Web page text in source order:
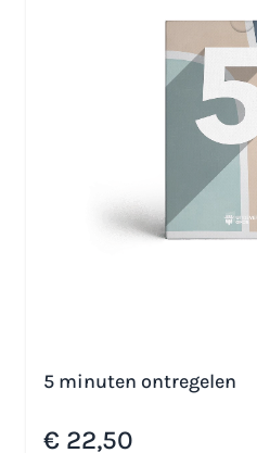
5 minuten ontregelen
€ 22,50